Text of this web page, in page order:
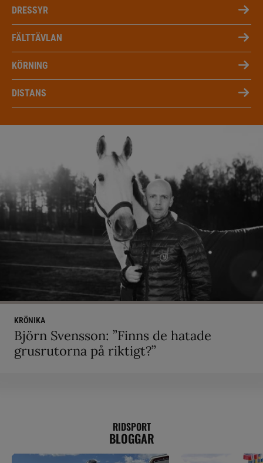
DRESSYR
FÄLTTÄVLAN
KÖRNING
DISTANS
KRÖNIKA
Björn Svensson: ”Finns de hatade
grusrutorna på riktigt?”
RIDSPORT
BLOGGAR